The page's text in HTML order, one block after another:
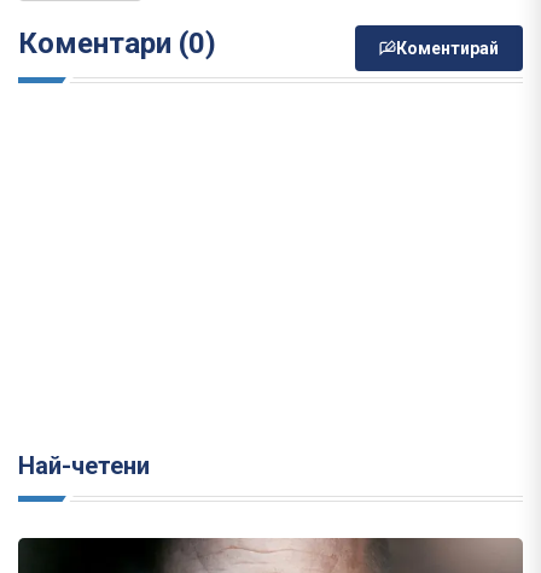
Коментари (0) Коментирай
Най-четени